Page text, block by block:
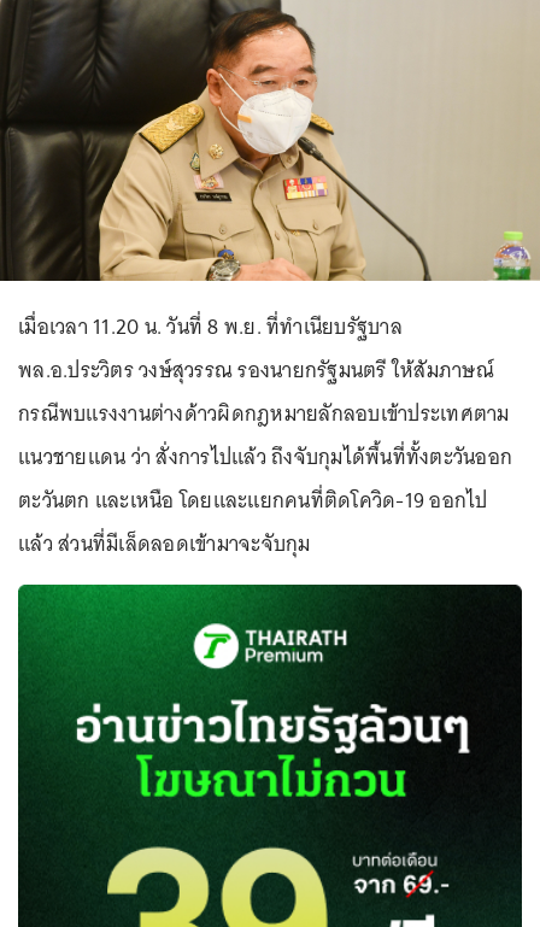
เมื่อเวลา 11.20 น. วันที่ 8 พ.ย. ที่ทำเนียบรัฐบาล
พล.อ.ประวิตร วงษ์สุวรรณ รองนายกรัฐมนตรี ให้สัมภาษณ์
กรณีพบแรงงานต่างด้าวผิดกฎหมายลักลอบเข้าประเทศตาม
แนวชายแดน ว่า สั่งการไปแล้ว ถึงจับกุมได้พื้นที่ทั้งตะวันออก
ตะวันตก และเหนือ โดยและแยกคนที่ติดโควิด-19 ออกไป
แล้ว ส่วนที่มีเล็ดลอดเข้ามาจะจับกุม